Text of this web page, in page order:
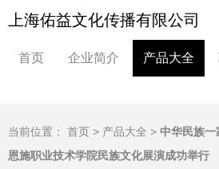
上海佑益文化传播有限公司
首页 企业简介 产品大全
当前位置： 首页 > 产品大全 > 中华民族
恩施职业技术学院民族文化展演成功举行